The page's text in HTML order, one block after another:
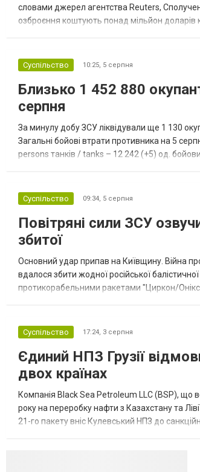
словами джерел агентства Reuters,
озброєння коштують понад мільйон доларів
Суспільство 10:25, 5 серпня
Близько 1 452 880
серпня
За минулу добу ЗСУ ліквідували ще 1 130
Загальні бойові втрати противника на 5
persons танків / tanks – 12 242 (+5) од.
Суспільство 09:34, 5 серпня
Повітряні сили ЗСУ
збитої
Основний удар припав на Київщину. Війна
вдалося збити жодної російської
протикорабельними ракетами "Циркон/
Суспільство 17:24, 3 серпня
Єдиний НПЗ Грузії
двох країнах
Компанія Black Sea Petroleum LLC (BSP), що
року на переробку нафти з Казахстану та
21-го пакету вніс Кулевський НПЗ до